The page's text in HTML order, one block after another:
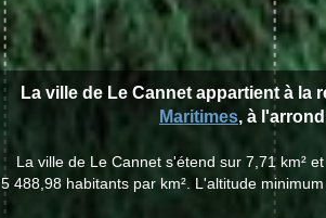
La ville de Le Cannet appartient à la
Maritimes, à
La ville de Le Cannet s'étend sur 7,71 km²
5 488,98 habitants par km². L'altitude